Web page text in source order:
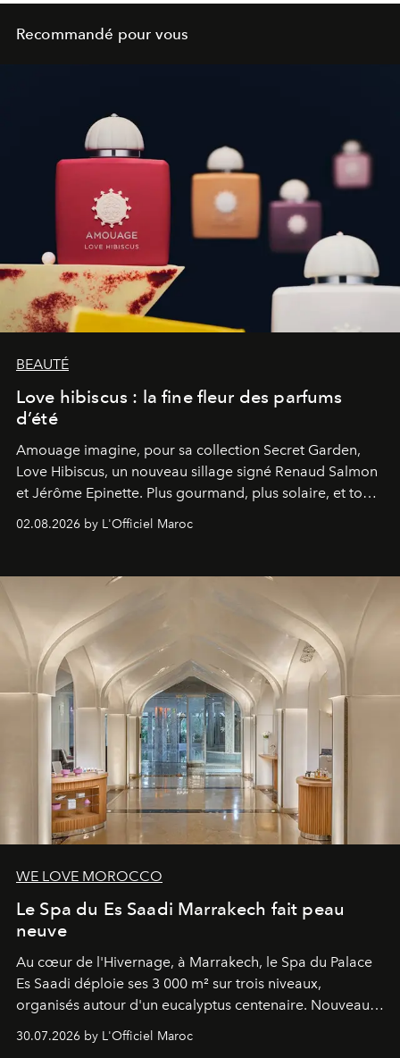
Recommandé pour vous
BEAUTÉ
Love hibiscus : la fine fleur des parfums
d’été
Amouage imagine, pour sa collection Secret Garden,
Love Hibiscus, un nouveau sillage signé Renaud Salmon
et Jérôme Epinette. Plus gourmand, plus solaire, et tout
à fait irrésistible.
02.08.2026 by L'Officiel Maroc
WE LOVE MOROCCO
Le Spa du Es Saadi Marrakech fait peau
neuve
Au cœur de l'Hivernage, à Marrakech, le Spa du Palace
Es Saadi déploie ses 3 000 m² sur trois niveaux,
organisés autour d'un eucalyptus centenaire. Nouveau
Lobby Bien-Être et Beauté, exclusivité mondiale en
neuro-cosmétique, parcours thermal et studio dédié au
30.07.2026 by L'Officiel Maroc